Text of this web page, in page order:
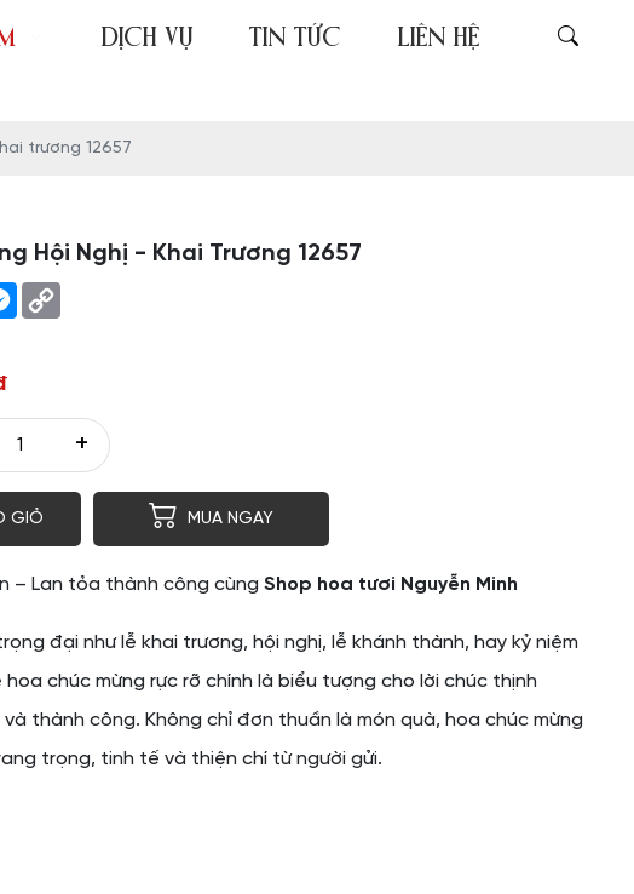
DỊCH VỤ TIN TỨC LIÊN HỆ
trương 12657
Hội Nghị - Khai Trương 12657
Messenger
+
GIỎ MUA NGAY
– Lan tỏa thành công cùng Shop hoa tươi Nguyễn Minh
đại như lễ khai trương, hội nghị, lễ khánh thành, hay kỷ niệm
chúc mừng rực rỡ chính là biểu tượng cho lời chúc thịnh
thành công. Không chỉ đơn thuần là món quà, hoa chúc mừng
trọng, tinh tế và thiện chí từ người gửi.